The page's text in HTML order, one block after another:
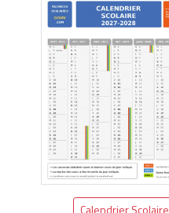
Calendrier Scolaire